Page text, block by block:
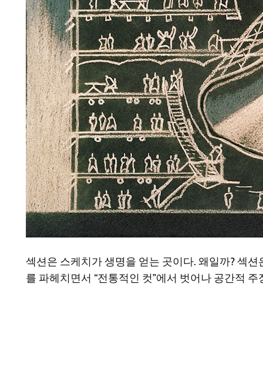
섹션은 스케치가 생명을 얻는 곳이다. 왜일까? 섹
를 파헤치면서 “전통적인 컷”에서 벗어나 공간적